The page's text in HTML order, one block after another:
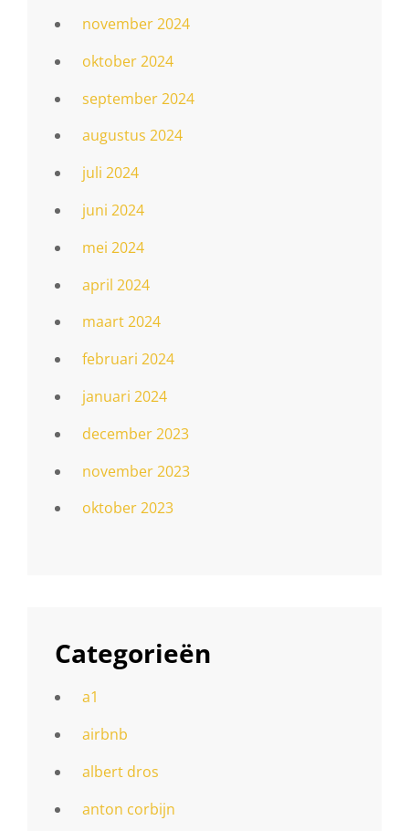
november 2024
oktober 2024
september 2024
augustus 2024
juli 2024
juni 2024
mei 2024
april 2024
maart 2024
februari 2024
januari 2024
december 2023
november 2023
oktober 2023
Categorieën
a1
airbnb
albert dros
anton corbijn